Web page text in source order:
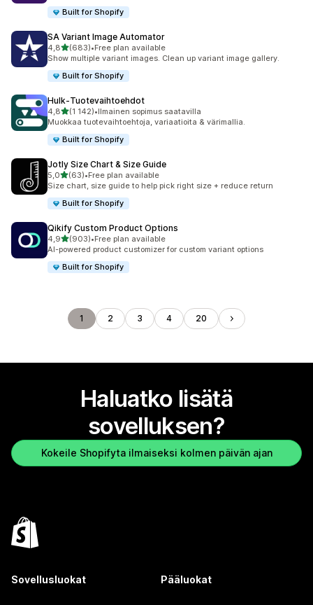
Built for Shopify
SA Variant Image Automator
4,8/ 5 tähteä
(683)
683 arvostelua yhteensä
•Free plan available
Show multiple variant images. Clean up variant image gallery.
Built for Shopify
Hulk‑Tuotevaihtoehdot
4,8/ 5 tähteä
(1 142)
1142 arvostelua yhteensä
•Ilmainen sopimus saatavilla
Muokkaa tuote­vaihtoehtoja, variaatioita & värimallia.
Built for Shopify
Jotly Size Chart & Size Guide
5,0/ 5 tähteä
(63)
63 arvostelua yhteensä
•Free plan available
Size chart, size guide to help pick right size + reduce return
Built for Shopify
Qikify Custom Product Options
4,9/ 5 tähteä
(903)
903 arvostelua yhteensä
•Free plan available
AI-powered product customizer for custom variant options
Built for Shopify
1 2 3 4 20
Haluatko lisätä
sovelluksen?
Kokeile Shopifyta ilmaiseksi kolmen päivän ajan
Sovellusluokat Pääluokat